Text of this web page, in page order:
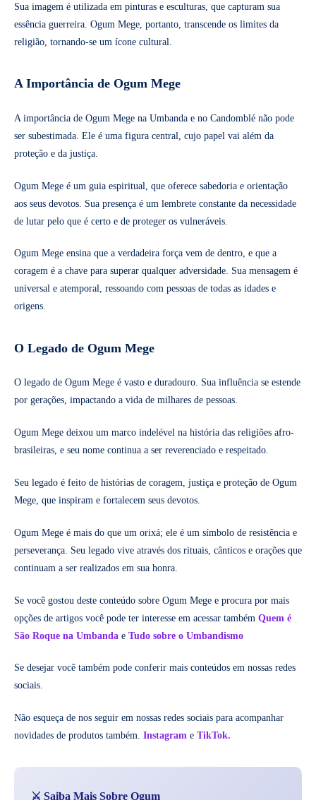
Sua imagem é utilizada em pinturas e esculturas, que capturam sua
essência guerreira. Ogum Mege, portanto, transcende os limites da
religião, tornando-se um ícone cultural.
A Importância de Ogum Mege
A importância de Ogum Mege na Umbanda e no Candomblé não pode
ser subestimada. Ele é uma figura central, cujo papel vai além da
proteção e da justiça.
Ogum Mege é um guia espiritual, que oferece sabedoria e orientação
aos seus devotos. Sua presença é um lembrete constante da necessidade
de lutar pelo que é certo e de proteger os vulneráveis.
Ogum Mege ensina que a verdadeira força vem de dentro, e que a
coragem é a chave para superar qualquer adversidade. Sua mensagem é
universal e atemporal, ressoando com pessoas de todas as idades e
origens.
O Legado de Ogum Mege
O legado de Ogum Mege é vasto e duradouro. Sua influência se estende
por gerações, impactando a vida de milhares de pessoas.
Ogum Mege deixou um marco indelével na história das religiões afro-
brasileiras, e seu nome continua a ser reverenciado e respeitado.
Seu legado é feito de histórias de coragem, justiça e proteção de Ogum
Mege, que inspiram e fortalecem seus devotos.
Ogum Mege é mais do que um orixá; ele é um símbolo de resistência e
perseverança. Seu legado vive através dos rituais, cânticos e orações que
continuam a ser realizados em sua honra.
Se você gostou deste conteúdo sobre Ogum Mege e procura por mais
opções de artigos você pode ter interesse em acessar também Quem é
São Roque na Umbanda e Tudo sobre o Umbandismo
Se desejar você também pode conferir mais conteúdos em nossas redes
sociais.
Não esqueça de nos seguir em nossas redes sociais para acompanhar
novidades de produtos também. Instagram e TikTok.
⚔️ Saiba Mais Sobre Ogum